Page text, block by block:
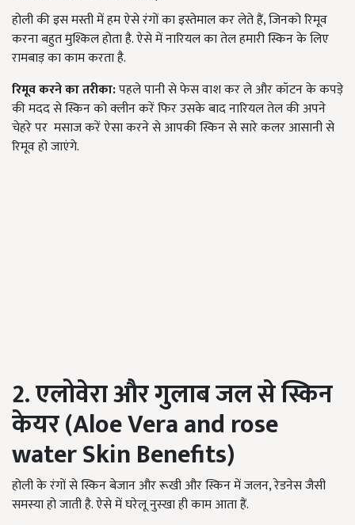
होली की इस मस्ती में हम ऐसे रंगों का इस्तेमाल कर लेते हैं, जिनको रिमूव
करना बहुत मुश्किल होता है. ऐसे में नारियल का तेल हमारी स्किन के लिए
रामबाड़ का काम करता है.
रिमूव करने का तरीका:पहले पानी से फेस वाश कर ले और कॉटन के कपड़े
की मदद से स्किन को क्लीन करें फिर उसके बाद नारियल तेल की अपने
चेहरे पर मसाज करें ऐसा करने से आपकी स्किन से सारे कलर आसानी से
रिमूव हो जाएंगे.
2. एलोवेरा और गुलाब जल से स्किन
केयर (Aloe Vera and rose
water Skin Benefits)
होली के रंगों से स्किन बेजान और रूखी और स्किन में जलन, रेडनेस जैसी
समस्या हो जाती है. ऐसे में घरेलू नुस्खा ही काम आता हैं.